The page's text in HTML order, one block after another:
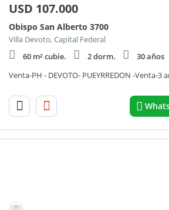
USD 107.000
Obispo San Alberto 3700
Villa Devoto, Capital Federal
60 m² cubie.
2 dorm.
30 años